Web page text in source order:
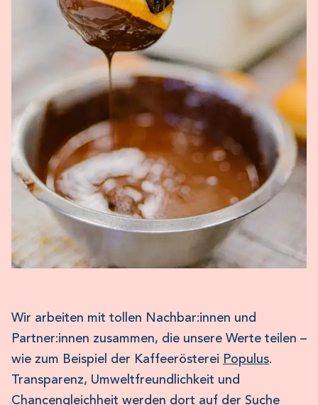
Wir arbeiten mit tollen Nachbar:innen und
Partner:innen zusammen, die unsere Werte teilen –
wie zum Beispiel der Kaffeerösterei Populus.
Transparenz, Umweltfreundlichkeit und
Chancengleichheit werden dort auf der Suche